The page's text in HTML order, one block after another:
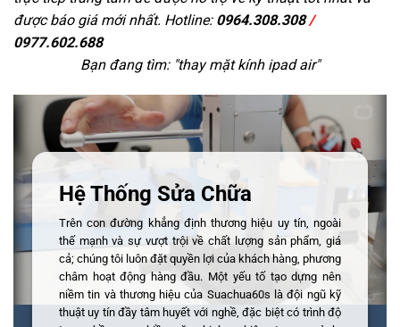
được báo giá mới nhất. Hotline: 0964.308.308/
0977.602.688
Bạn đang tìm: "thay mặt kính ipad air"
Hệ Thống Sửa Chữa
Trên con đường khẳng định thương hiệu uy tín, ngoài
thế mạnh và sự vượt trội về chất lượng sản phẩm, giá
cả; chúng tôi luôn đặt quyền lợi của khách hàng, phương
châm hoạt động hàng đầu. Một yếu tố tạo dựng nên
niềm tin và thương hiệu của Suachua60s là đội ngũ kỹ
thuật uy tín đầy tâm huyết với nghề, đặc biệt có trình độ